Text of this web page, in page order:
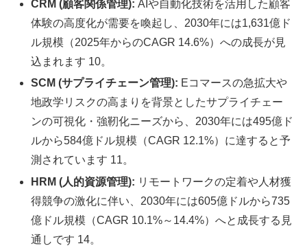
CRM (顧客関係管理): AIや自動化技術を活用した顧客
体験の高度化が需要を喚起し、2030年には1,631億ド
ル規模（2025年からのCAGR 14.6%）への成長が見
込まれます 10。
SCM (サプライチェーン管理): Eコマースの急拡大や
地政学リスクの高まりを背景としたサプライチェー
ンの可視化・強靭化ニーズから、2030年には495億ド
ルから584億ドル規模（CAGR 12.1%）に達すると予
測されています 11。
HRM (人的資源管理): リモートワークの定着や人材獲
得競争の激化に伴い、2030年には605億ドルから735
億ドル規模（CAGR 10.1%～14.4%）へと成長する見
通しです 14。